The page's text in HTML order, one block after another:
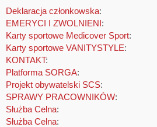
Deklaracja członkowska
EMERYCI I ZWOLNIENI
Karty sportowe Medicover Sport
Karty sportowe VANITYSTYLE
KONTAKT
Platforma SORGA
Projekt obywatelski SCS
SPRAWY PRACOWNIKÓW
Służba Celna
Służba Celna